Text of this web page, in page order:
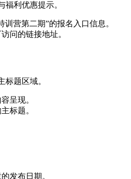
福利优惠提示。
训营第二期”的报名入口信息。
问的链接地址。
标题区域。
呈现。
标题。
发布日期。